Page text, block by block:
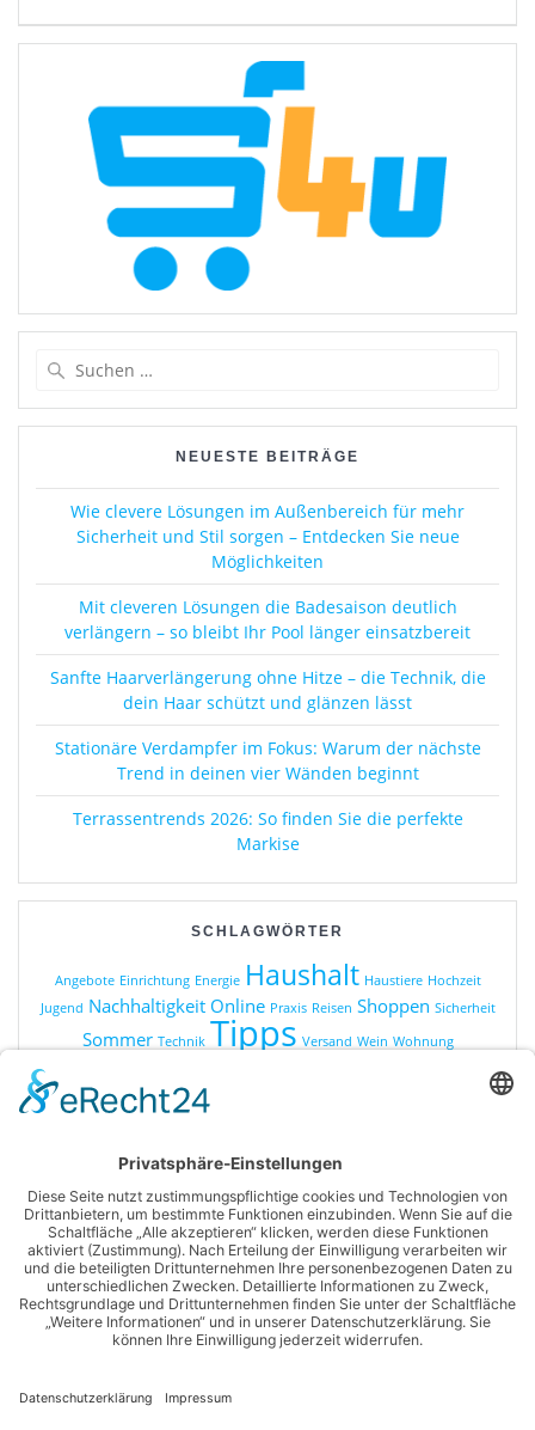
NEUESTE BEITRÄGE
Wie clevere Lösungen im Außenbereich für mehr
Sicherheit und Stil sorgen – Entdecken Sie neue
Möglichkeiten
Mit cleveren Lösungen die Badesaison deutlich
verlängern – so bleibt Ihr Pool länger einsatzbereit
Sanfte Haarverlängerung ohne Hitze – die Technik, die
dein Haar schützt und glänzen lässt
Stationäre Verdampfer im Fokus: Warum der nächste
Trend in deinen vier Wänden beginnt
Terrassentrends 2026: So finden Sie die perfekte
Markise
SCHLAGWÖRTER
Angebote Einrichtung Energie Haushalt Haustiere Hochzeit
Jugend Nachhaltigkeit Online Praxis Reisen Shoppen Sicherheit
Sommer Technik Tipps Versand Wein Wohnung
Online Shopping
Produkte
Ratgeber
Sonstiges